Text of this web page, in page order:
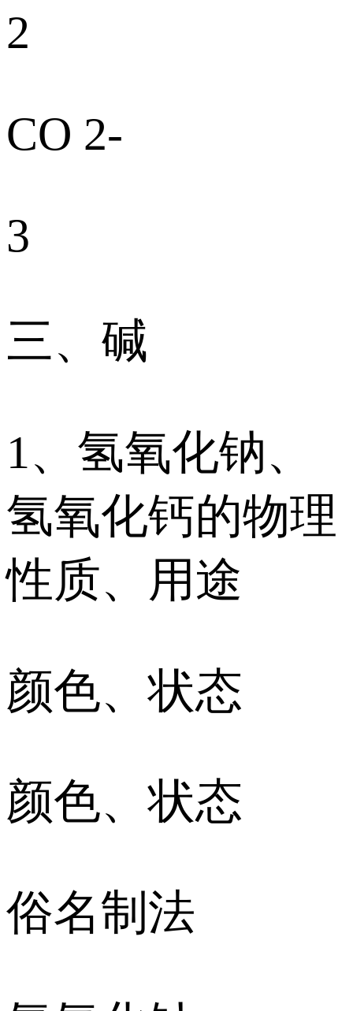
2
CO 2-
3
三、碱
1、氢氧化钠、
氢氧化钙的物理
性质、用途
颜色、状态
颜色、状态
俗名制法